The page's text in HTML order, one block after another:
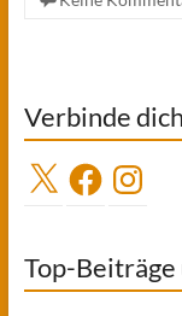
Verbinde
X FacebookInstagram
Top-Beiträge